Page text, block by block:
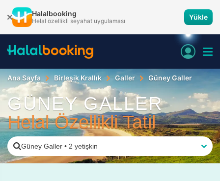
Halalbooking
Helal özellikli seyahat uygulaması Yükle
Ana Sayfa Birleşik Krallık Galler Güney Galler
GÜNEY GALLER
Helal Özellikli Tatil
Güney Galler • 2 yetişkin